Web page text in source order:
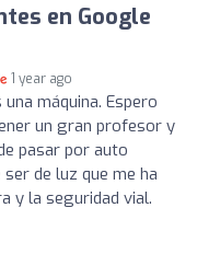
en Google
1 year ago
una máquina. Espero
un gran profesor y
pasar por auto
de luz que me ha
y la seguridad vial.